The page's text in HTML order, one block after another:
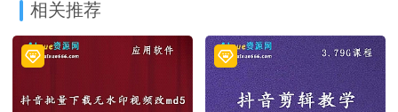
相关推荐